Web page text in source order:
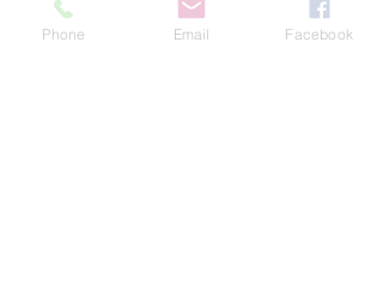
located| 3030 Jan Dr, Douglassville
GA30135 Unite Staes
Phone Email Facebook